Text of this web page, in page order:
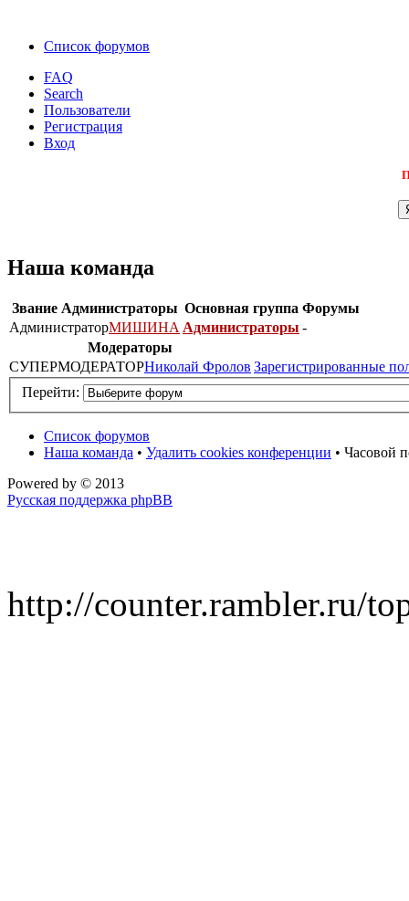
Список форумов
FAQ
Search
Пользователи
Регистрация
Вход
Наша команда
Звание Администраторы Основная группа Форумы
АдминистраторМИШИНА Администраторы -
Модераторы
СУПЕРМОДЕРАТОРНиколай Фролов Зарегистрированные
Перейти:
Список форумов
Наша команда • Удалить cookies конференции • Часовой
Powered by © 2013
Русская поддержка phpBB
http://counter.rambler.ru/